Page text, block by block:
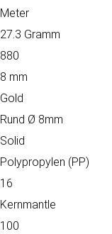
Meter
27.3 Gramm
880
8 mm
Gold
Rund Ø 8mm
Solid
Polypropylen (PP)
16
Kernmantle
100